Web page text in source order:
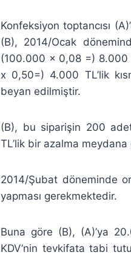
Konfeksiyon toptancısı
(B), 2014/Ocak
(100.000 x 0,08 =) 8.000
x 0,50=) 4.000 TL’lik
beyan edilmiştir.
(B), bu siparişin 200
TL’lik bir azalma meydana
2014/Şubat döneminde
yapması gerekmektedir.
Buna göre (B), (A)’ya
KDV’nin tevkifata tabi